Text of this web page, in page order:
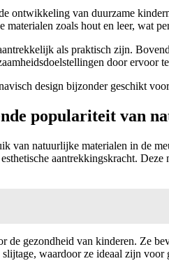
ontwikkeling van duurzame
zoals hout en leer, wat
als praktisch zijn.
door ervoor
design bijzonder geschikt
populariteit van
van natuurlijke materialen in de
aantrekkingskracht.
gezondheid van kinderen. Ze
waardoor ze ideaal zijn